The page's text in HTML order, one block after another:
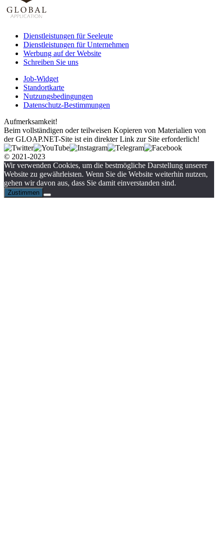
Dienstleistungen für Seeleute
Dienstleistungen für Unternehmen
Werbung auf der Website
Schreiben Sie uns
Job-Widget
Standortkarte
Nutzungsbedingungen
Datenschutz-Bestimmungen
Aufmerksamkeit!
Beim vollständigen oder teilweisen Kopieren von Materialien von
der GLOAP.NET-Site ist ein direkter Link zur Site erforderlich!
© 2021-2023
Wir verwenden Cookies, um die bestmögliche Darstellung unserer
Website zu gewährleisten. Wenn Sie die Website weiterhin nutzen,
gehen wir davon aus, dass Sie damit einverstanden sind.
Zustimmen